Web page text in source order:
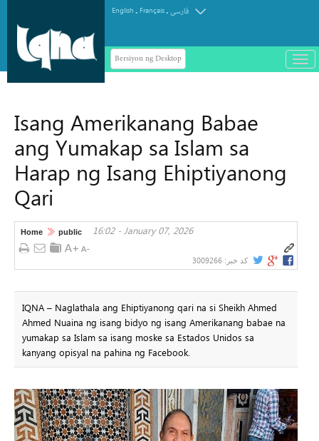
English . Français.فارسی
Bersiyon ng Desktop
باز
و
Isang Amerikanang Babae
ang Yumakap sa Islam sa
Harap ng Isang Ehiptiyanong
Qari
Home public 16:02 - January 07, 2026
کد خبر: 3009266
IQNA – Naglathala ang Ehiptiyanong qari na si Sheikh Ahmed
Ahmed Nuaina ng isang bidyo ng isang Amerikanang babae na
yumakap sa Islam sa isang moske sa Estados Unidos sa
kanyang opisyal na pahina ng Facebook.